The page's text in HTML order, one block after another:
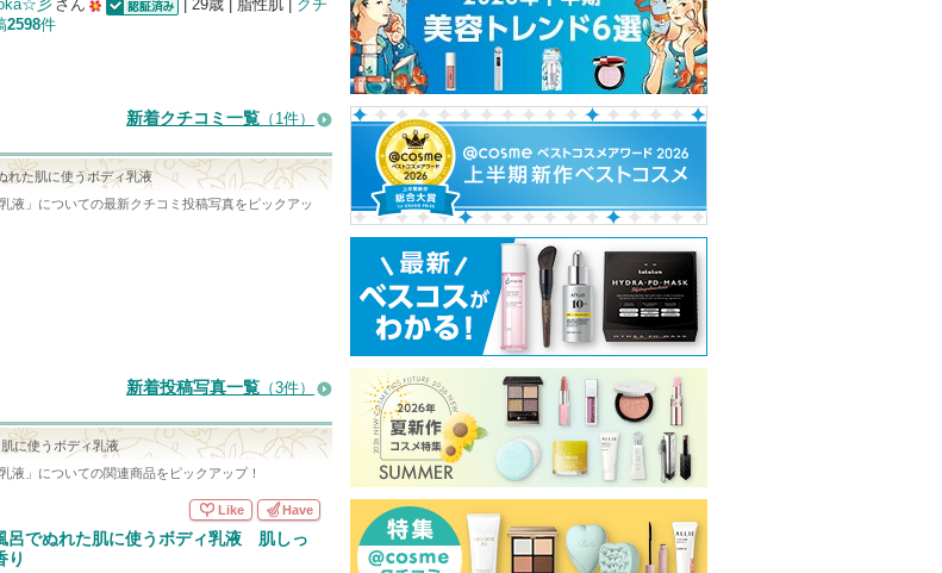
彡さん
の
メ
ン
入
り
さ
| 29歳 | 脂性肌 | クチ
2598件
新着クチコミ一覧 （1件）
れた肌に使うボディ乳液
液 」についての最新クチコミ投稿写真をピックアッ
新着投稿写真一覧 （3件）
に使うボディ乳液
液 」についての関連商品をピックアップ！
でぬれた肌に使うボディ乳液 肌しっ
り
Like Have